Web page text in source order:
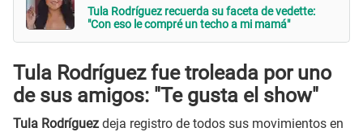
Tula Rodríguez recuerda su faceta de vedette:
"Con eso le compré un techo a mi mamá"
Tula Rodríguez fue troleada por uno
de sus amigos: "Te gusta el show"
Tula Rodríguez deja registro de todos sus movimientos en